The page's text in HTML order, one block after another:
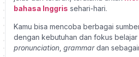
bahasa Inggris sehari-hari.
Kamu bisa mencoba berbagai
dengan kebutuhan dan fokus belajar
pronunciation grammardan